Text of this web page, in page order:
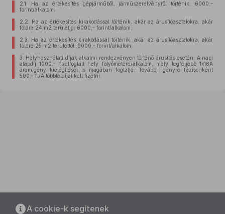
2.1.
Ha az értékesítés gépjárműből, járműszerelvényről történik: 6000,-
forint/alkalom.
2.2.
Ha az értékesítés kirakodással történik, akár az árusítóasztalokra, akár
földre 24 m2 területig: 6000,- forint/alkalom.
2.3.
Ha az értékesítés kirakodással történik, akár az árusítóasztalokra, akár
földre 25 m2 területtől: 9000,- forint/alkalom.
3.
Helyhasználati díjak alkalmi rendezvényen történő árusítás esetén: A napi
alapdíj 1000,- ft/elfoglalt hely folyómétere/alkalom, mely legfeljebb 1x16A
áramigény kielégítését is magában foglalja. További igényre fázisonként
500,- ft/A többletdíjat kell fizetni.
A cookie-k segítenek